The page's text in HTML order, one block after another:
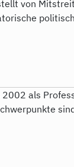
von
als